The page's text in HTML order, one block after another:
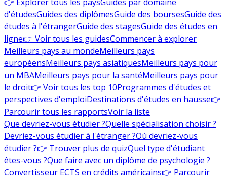
d'étudesGuides des diplômesGuide des boursesGuide des
études à l'étrangerGuide des stagesGuide des études en
ligne👉 Voir tous les guidesCommencer à explorer
Meilleurs pays au mondeMeilleurs pays
européensMeilleurs pays asiatiquesMeilleurs pays pour
un MBAMeilleurs pays pour la santéMeilleurs pays pour
le droit👉 Voir tous les top 10Programmes d'études et
perspectives d'emploiDestinations d'études en hausse👉
Parcourir tous les rapportsVoir la liste
Que devriez-vous étudier ?Quelle spécialisation choisir ?
Devriez-vous étudier à l'étranger ?Où devriez-vous
étudier ?👉 Trouver plus de quizQuel type d'étudiant
êtes-vous ?Que faire avec un diplôme de psychologie ?
Convertisseur ECTS en crédits américains👉 Parcourir